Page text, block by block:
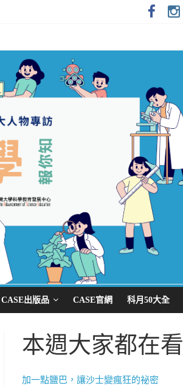
CASE出版品 CASE官網 科月50大全
本週大家都在看
加一點鹽巴，讓沙士變瘋狂的祕密